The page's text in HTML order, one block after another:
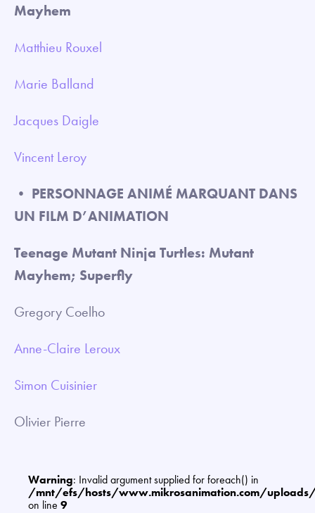
Mayhem
Matthieu Rouxel
Marie Balland
Jacques Daigle
Vincent Leroy
• PERSONNAGE ANIMÉ MARQUANT DANS
UN FILM D’ANIMATION
Teenage Mutant Ninja Turtles: Mutant
Mayhem; Superfly
Gregory Coelho
Anne-Claire Leroux
Simon Cuisinier
Olivier Pierre
Warning: Invalid argument supplied for foreach() in
/mnt/efs/hosts/www.mikrosanimation.com/
on line 9